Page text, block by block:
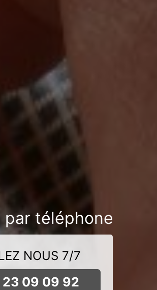
par téléphone
NOUS 7/7
09 09 92